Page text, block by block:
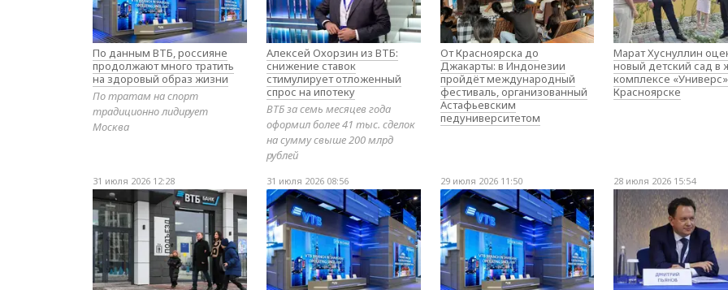
По данным ВТБ, россияне
продолжают много тратить
на здоровый образ жизни
По тратам на спорт
традиционно лидирует
Москва
Алексей Охорзин из ВТБ:
снижение ставок
стимулирует отложенный
спрос на ипотеку
ВТБ за семь месяцев года
оформил более 41 тыс. сделок
на сумму свыше 200 млрд
рублей
От Красноярска до
Джакарты: в Индонезии
пройдёт международный
фестиваль, организованный
Астафьевским
педуниверситетом
Марат Хуснуллин
новый детский сад в
комплексе
Красноярске
31 июля 2026 12:28 31 июля 2026 08:56 29 июля 2026 11:50 28 июля 2026 15:54